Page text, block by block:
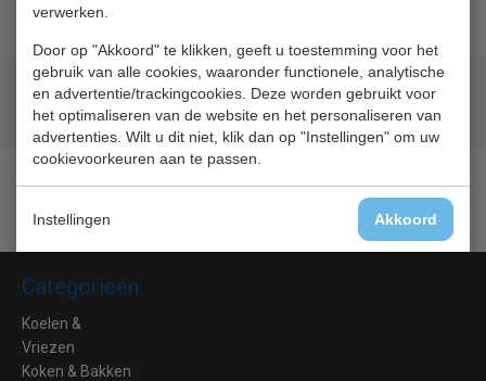
verwerken.
Door op "Akkoord" te klikken, geeft u toestemming voor het
gebruik van alle cookies, waaronder functionele, analytische
en advertentie/trackingcookies. Deze worden gebruikt voor
het optimaliseren van de website en het personaliseren van
advertenties. Wilt u dit niet, klik dan op "Instellingen" om uw
cookievoorkeuren aan te passen.
Instellingen Akkoord
Geld terugprijsgarantie
Lage prijzen hoge service
Categorieën
Koelen &
Vriezen
Koken & Bakken